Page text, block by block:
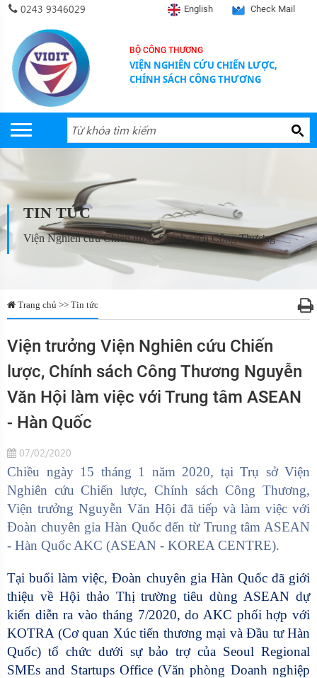
0243 9346029 English Check Mail
BỘ CÔNG THƯƠNG
VIỆN NGHIÊN CỨU CHIẾN LƯỢC,
CHÍNH SÁCH CÔNG THƯƠNG
TIN TỨC
Viện Nghiên cứu Chiến lược, Chính sách Công Thương
Trang chủ >> Tin tức
Viện trưởng Viện Nghiên cứu Chiến
lược, Chính sách Công Thương Nguyễn
Văn Hội làm việc với Trung tâm ASEAN
- Hàn Quốc
07/02/2020
Chiều ngày 15 tháng 1 năm 2020, tại Trụ sở Viện
Nghiên cứu Chiến lược, Chính sách Công Thương,
Viện trưởng Nguyễn Văn Hội đã tiếp và làm việc với
Đoàn chuyên gia Hàn Quốc đến từ Trung tâm ASEAN
- Hàn Quốc AKC (ASEAN - KOREA CENTRE).
Tại buổi làm việc, Đoàn chuyên gia Hàn Quốc đã giới
thiệu về Hội thảo Thị trường tiêu dùng ASEAN dự
kiến diễn ra vào tháng 7/2020, do AKC phối hợp với
KOTRA (Cơ quan Xúc tiến thương mại và Đầu tư Hàn
Quốc) tổ chức dưới sự bảo trợ của Seoul Regional
SMEs and Startups Office (Văn phòng Doanh nghiệp